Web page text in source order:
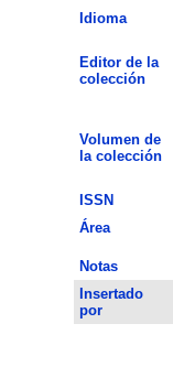
Idioma
Editor de la
colección
Volumen de
la colección
ISSN
Área
Notas
Insertado
por